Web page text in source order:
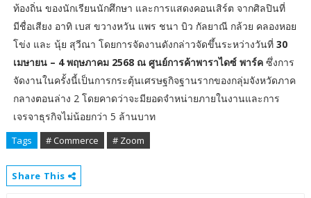
ท้องถิ่น ของนักเรียนนักศึกษา และการแสดงคอนเสิร์ต จากศิลปินที่
มีชื่อเสียง อาทิ เบส ขวางหวัน แพร ชนา บิว กัลยาณี กล้วย คลองหอย
โข่ง และ นุ้ย สุวีณา โดยการจัดงานดังกล่าวจัดขึ้นระหว่างวันที่ 30
เมษายน – 4 พฤษภาคม 2568 ณ ศูนย์การค้าพาราไดซ์ พาร์คซึ่งการ
จัดงานในครั้งนี้เป็นการกระตุ้นเศรษฐกิจฐานรากของกลุ่มจังหวัดภาค
กลางตอนล่าง 2 โดยคาดว่าจะมียอดจำหน่ายภายในงานและการ
เจรจาธุรกิจไม่น้อยกว่า 5 ล้านบาท
Tags # Commerce # Zoom
Share This